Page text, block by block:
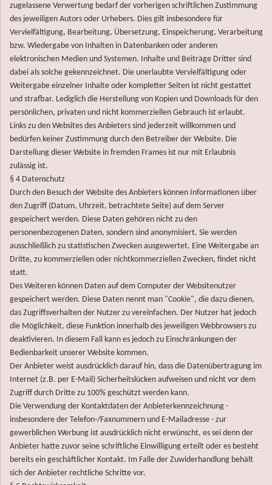
zugelassene Verwertung bedarf der vorherigen schriftlichen Zustimmung
des jeweiligen Autors oder Urhebers. Dies gilt insbesondere für
Vervielfältigung, Bearbeitung, Übersetzung, Einspeicherung, Verarbeitung
bzw. Wiedergabe von Inhalten in Datenbanken oder anderen
elektronischen Medien und Systemen. Inhalte und Beiträge Dritter sind
dabei als solche gekennzeichnet. Die unerlaubte Vervielfältigung oder
Weitergabe einzelner Inhalte oder kompletter Seiten ist nicht gestattet
und strafbar. Lediglich die Herstellung von Kopien und Downloads für den
persönlichen, privaten und nicht kommerziellen Gebrauch ist erlaubt.
Links zu den Websites des Anbieters sind jederzeit willkommen und
bedürfen keiner Zustimmung durch den Betreiber der Website. Die
Darstellung dieser Website in fremden Frames ist nur mit Erlaubnis
zulässig ist.
§ 4 Datenschutz
Durch den Besuch der Website des Anbieters können Informationen über
den Zugriff (Datum, Uhrzeit, betrachtete Seite) auf dem Server
gespeichert werden. Diese Daten gehören nicht zu den
personenbezogenen Daten, sondern sind anonymisiert. Sie werden
ausschließlich zu statistischen Zwecken ausgewertet. Eine Weitergabe an
Dritte, zu kommerziellen oder nichtkommerziellen Zwecken, findet nicht
statt.
Des Weiteren können Daten auf dem Computer der Websitenutzer
gespeichert werden. Diese Daten nennt man "Cookie", die dazu dienen,
das Zugriffsverhalten der Nutzer zu vereinfachen. Der Nutzer hat jedoch
die Möglichkeit, diese Funktion innerhalb des jeweiligen Webbrowsers zu
deaktivieren. In diesem Fall kann es jedoch zu Einschränkungen der
Bedienbarkeit unserer Website kommen.
Der Anbieter weist ausdrücklich darauf hin, dass die Datenübertragung im
Internet (z.B. per E-Mail) Sicherheitslücken aufweisen und nicht vor dem
Zugriff durch Dritte zu 100% geschützt werden kann.
Die Verwendung der Kontaktdaten der Anbieterkennzeichnung -
insbesondere der Telefon-/Faxnummern und E-Mailadresse - zur
gewerblichen Werbung ist ausdrücklich nicht erwünscht, es sei denn der
Anbieter hatte zuvor seine schriftliche Einwilligung erteilt oder es besteht
bereits ein geschäftlicher Kontakt. Im Falle der Zuwiderhandlung behält
sich der Anbieter rechtliche Schritte vor.